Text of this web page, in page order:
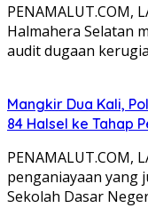
PENAMALUT.COM,
Halmahera Selatan
audit dugaan
Mangkir Dua Kali,
84 Halsel ke Tahap
PENAMALUT.COM,
penganiayaan yang
Sekolah Dasar